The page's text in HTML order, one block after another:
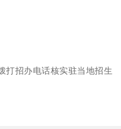
打招办电话核实驻当地招生